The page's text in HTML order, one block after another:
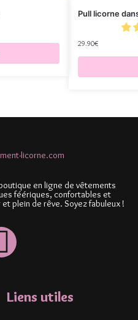
Pull licorne
29.90€
en ligne de vêtements
féériques, confortables et
plein de rêve. Soyez fabuleux !
Liens utiles